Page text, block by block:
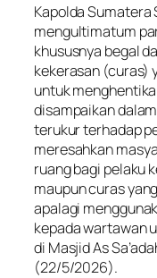
Kapolda Sumatera
mengultimatum
khususnya begal
kekerasan (curas)
untuk
disampaikan
terukur terhadap
meresahkan
ruang bagi pelaku
maupun curas
apalagi
kepada wartawan
di Masjid As
(22/5/2026).